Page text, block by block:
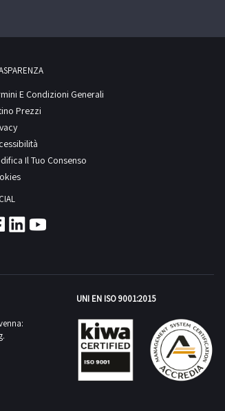
E Condizioni Generali
Prezzi
Il Tuo Consenso
UNI EN ISO 9001:2015